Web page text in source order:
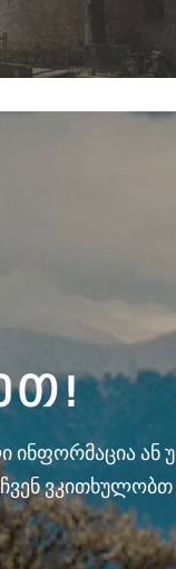
ინფორმაცია